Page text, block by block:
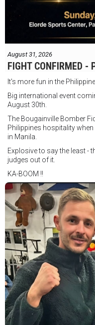
August 31, 2026
FIGHT CONFIRMED -
It's more fun in the
Big international event
August 30th.
The Bougainville Bomber
Philippines hospitality
in Manila.
Explosive to say the least -
judges out of it.
KA-BOOM !!